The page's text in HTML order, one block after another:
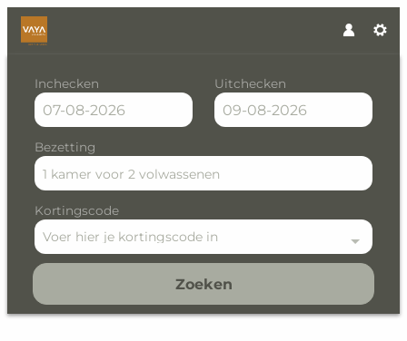
Inchecken Uitchecken
Bezetting
1 kamer voor 2 volwassenen
Kortingscode
Voer hier je kortingscode in
Zoeken